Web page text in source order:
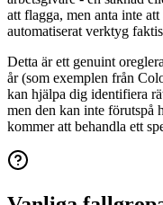
att flagga, men anta inte
automatiserat verktyg
Detta är ett genuint
år (som exemplen från
kan hjälpa dig identifiera
men den kan inte förutspå
kommer att behandla ett